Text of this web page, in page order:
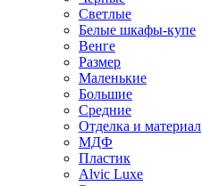
Светлые
Белые шкафы-купе
Венге
Размер
Маленькие
Большие
Средние
Отделка и материал
МДФ
Пластик
Alvic Luxe